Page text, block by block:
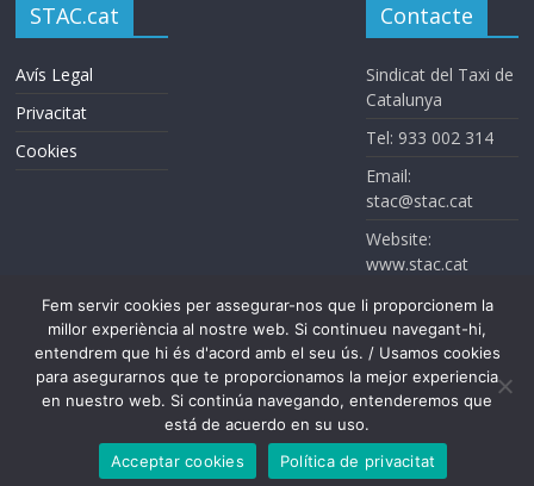
STAC.cat
Avís Legal
Privacitat
Cookies
Contacte
Sindicat del Taxi de
Catalunya
Tel: 933 002 314
Email:
stac@stac.cat
Website:
www.stac.cat
Sindicat del Taxi de Catalunya. Todos los derechos reservados
Fem servir cookies per assegurar-nos que li proporcionem la
millor experiència al nostre web. Si continueu navegant-hi,
entendrem que hi és d'acord amb el seu ús. / Usamos cookies
para asegurarnos que te proporcionamos la mejor experiencia
en nuestro web. Si continúa navegando, entenderemos que
está de acuerdo en su uso.
Acceptar cookies
Política de privacitat